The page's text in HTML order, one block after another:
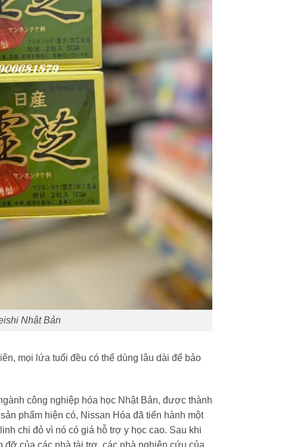
Nhật Bản
mọi lứa tuổi đều có thể dùng lâu dài để bảo
công nghiệp hóa học Nhật Bản, được thành
phẩm hiện có, Nissan Hóa đã tiến hành một
chi đỏ vì nó có giá hỗ trợ y học cao. Sau khi
của các nhà tài trợ, các nhà nghiên cứu của